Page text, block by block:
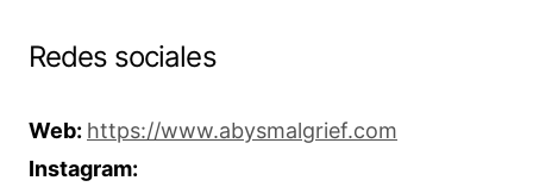
Redes sociales
Web: https://www.abysmalgrief.com
Instagram: